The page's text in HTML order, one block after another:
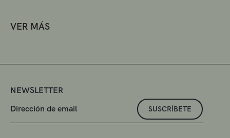
VER MÁS
NEWSLETTER
SUSCRÍBETE